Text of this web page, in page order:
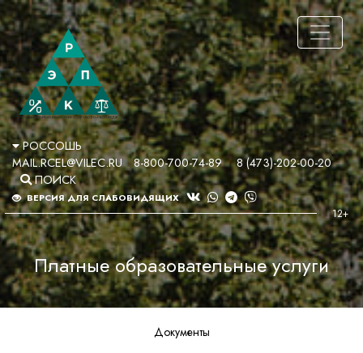
РОССОШЬ
MAIL.RCEL@VILEC.RU
8-800-700-74-89
8 (473)-202-00-20
ПОИСК
ВЕРСИЯ ДЛЯ СЛАБОВИДЯЩИХ
Платные образовательные услуги
Документы